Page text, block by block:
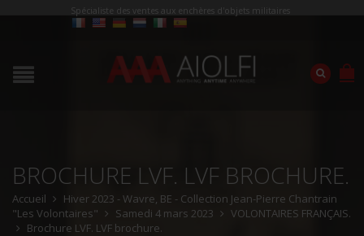
Spécialiste des ventes aux enchères d'objets militaires
BROCHURE LVF. LVF BROCHURE.
Accueil
Hiver 2023 - Wavre, BE - Collection Jean-Pierre Chantrain
"Les Volontaires"
Samedi 4 mars 2023
VOLONTAIRES FRANÇAIS.
Brochure LVF. LVF brochure.